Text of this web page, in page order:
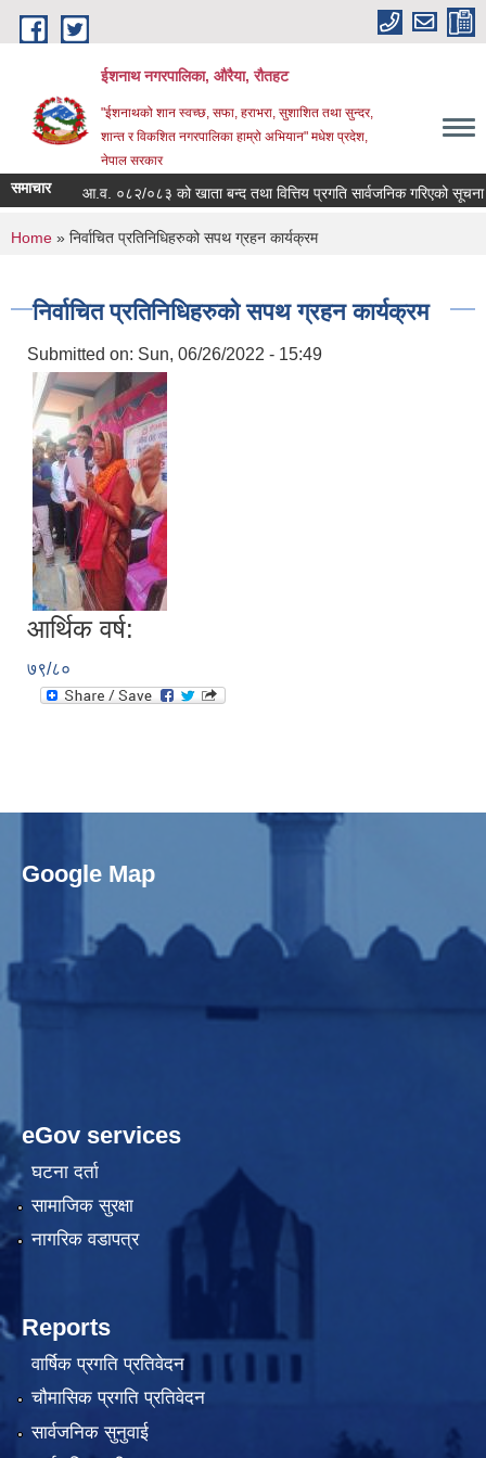
Skip to main content
ईशनाथ नगरपालिका, औरैया, रौतहट
"ईशनाथको शान स्वच्छ, सफा, हराभरा, सुशाशित तथा सुन्दर,
शान्त र विकशित नगरपालिका हाम्रो अभियान" मधेश प्रदेश,
नेपाल सरकार
समाचार आ.व. ०८२/०८३ को खाता बन्द तथा वित्तिय प्रगति सार्वजनिक गरिएको सूचना ।
You are here
Home » निर्वाचित प्रतिनिधिहरुको सपथ ग्रहन कार्यक्रम
निर्वाचित प्रतिनिधिहरुको सपथ ग्रहन कार्यक्रम
Submitted on: Sun, 06/26/2022 - 15:49
आर्थिक वर्ष:
७९/८०
Google Map
eGov services
घटना दर्ता
सामाजिक सुरक्षा
नागरिक वडापत्र
Reports
वार्षिक प्रगति प्रतिवेदन
चौमासिक प्रगति प्रतिवेदन
सार्वजनिक सुनुवाई